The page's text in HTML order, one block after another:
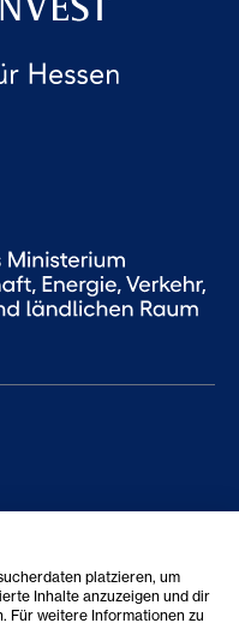
Barrierefreiheit
platzieren, um
Inhalte anzuzeigen und dir
Für weitere Informationen zu